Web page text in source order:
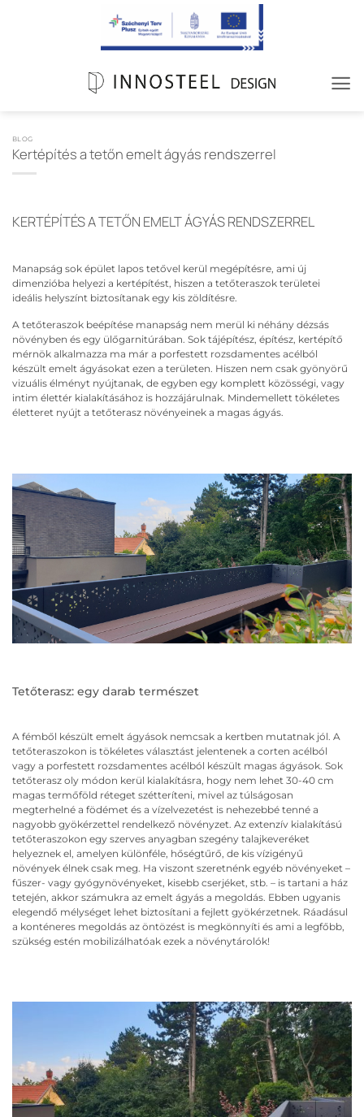
BLOG
Kertépítés a tetőn emelt ágyás rendszerrel
KERTÉPÍTÉS A TETŐN EMELT ÁGYÁS RENDSZERREL
Manapság sok épület lapos tetővel kerül megépítésre, ami új
dimenzióba helyezi a kertépítést, hiszen a tetőteraszok területei
ideális helyszínt biztosítanak egy kis zöldítésre.
A tetőteraszok beépítése manapság nem merül ki néhány dézsás
növényben és egy ülőgarnitúrában. Sok tájépítész, építész, kertépítő
mérnök alkalmazza ma már a porfestett rozsdamentes acélból
készült emelt ágyásokat ezen a területen. Hiszen nem csak gyönyörű
vizuális élményt nyújtanak, de egyben egy komplett közösségi, vagy
intim élettér kialakításához is hozzájárulnak. Mindemellett tökéletes
életteret nyújt a tetőterasz növényeinek a magas ágyás.
Tetőterasz: egy darab természet
A fémből készült emelt ágyások nemcsak a kertben mutatnak jól. A
tetőteraszokon is tökéletes választást jelentenek a corten acélból
vagy a porfestett rozsdamentes acélból készült magas ágyások. Sok
tetőterasz oly módon kerül kialakításra, hogy nem lehet 30-40 cm
magas termőföld réteget szétteríteni, mivel az túlságosan
megterhelné a födémet és a vízelvezetést is nehezebbé tenné a
nagyobb gyökérzettel rendelkező növényzet. Az extenzív kialakítású
tetőteraszokon egy szerves anyagban szegény talajkeveréket
helyeznek el, amelyen különféle, hőségtűrő, de kis vízigényű
növények élnek csak meg. Ha viszont szeretnénk egyéb növényeket –
fűszer- vagy gyógynövényeket, kisebb cserjéket, stb. – is tartani a ház
tetején, akkor számukra az emelt ágyás a megoldás. Ebben ugyanis
elegendő mélységet lehet biztosítani a fejlett gyökérzetnek. Ráadásul
a konténeres megoldás az öntözést is megkönnyíti és ami a legfőbb,
szükség estén mobilizálhatóak ezek a növénytárolók!